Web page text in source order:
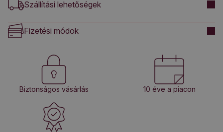
Szállítási lehetőségek
Fizetési módok
Biztonságos vásárlás 10 éve a piacon